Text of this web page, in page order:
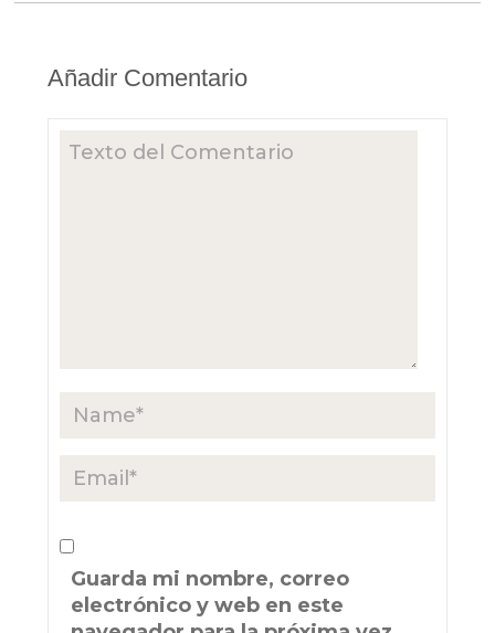
Añadir Comentario
Guarda mi nombre, correo
electrónico y web en este